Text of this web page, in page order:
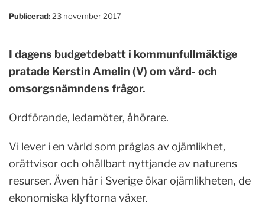
Publicerad: 23 november 2017
I dagens budgetdebatt i kommunfullmäktige
pratade Kerstin Amelin (V) om vård- och
omsorgsnämndens frågor.
Ordförande, ledamöter, åhörare.
Vi lever i en värld som präglas av ojämlikhet,
orättvisor och ohållbart nyttjande av naturens
resurser. Även här i Sverige ökar ojämlikheten, de
ekonomiska klyftorna växer.